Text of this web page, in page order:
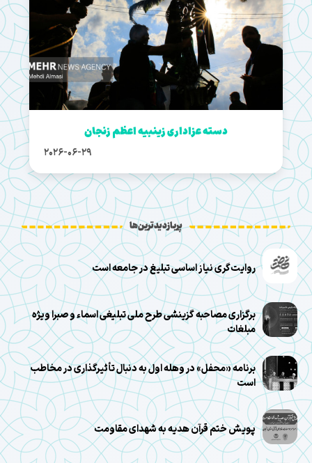
دسته عزاداری زینبیه اعظم زنجان
2026-06-29
پربازدیدترین‌ها
روایت‌گری نیاز اساسی تبلیغ در جامعه است
برگزاری مصاحبه گزینشی طرح ملی تبلیغی اسماء و صبرا ویژه
مبلغات
برنامه «محفل» در وهله اول به دنبال تأثیرگذاری در مخاطب
است
پویش ختم قرآن هدیه به شهدای مقاومت